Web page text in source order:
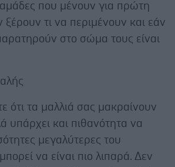
που μένουν για πρώτη
τι να περιμένουν και εάν
στο σώμα τους είναι
ότι τα μαλλιά σας μακραίνουν
υπάρχει και πιθανότητα να
μεγαλύτερες του
να είναι πιο λιπαρά. Δεν